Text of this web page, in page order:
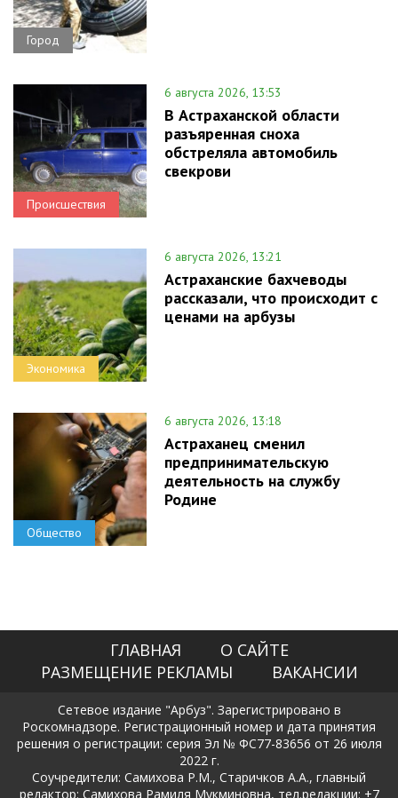
Город
Происшествия
6 августа 2026, 13:53
В Астраханской области
разъяренная сноха
обстреляла автомобиль
свекрови
Экономика
6 августа 2026, 13:21
Астраханские бахчеводы
рассказали, что происходит с
ценами на арбузы
Общество
6 августа 2026, 13:18
Астраханец сменил
предпринимательскую
деятельность на службу
Родине
ГЛАВНАЯ
О САЙТЕ
РАЗМЕЩЕНИЕ РЕКЛАМЫ
ВАКАНСИИ
Сетевое издание "Арбуз". Зарегистрировано в
Роскомнадзоре. Регистрационный номер и дата принятия
решения о регистрации: серия Эл № ФС77-83656 от 26 июля
2022 г.
Соучредители: Самихова Р.М., Старичков А.А., главный
редактор: Самихова Рамиля Мукминовна, тел.редакции: +7